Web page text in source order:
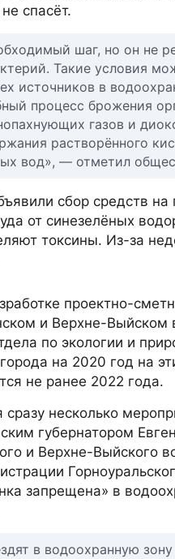
спасёт.
шаг, но он не
Такие условия
источников в
процесс брожения
газов и
растворённого
вод», — отметил
сбор средств
от синезелёных
токсины. Из-за
проектно-
и Верхне-
по экологии и
на 2020 год на
не ранее 2022 года.
сразу несколько
губернатором
и Верхне-Выйского
запрещена» в
в водоохранную